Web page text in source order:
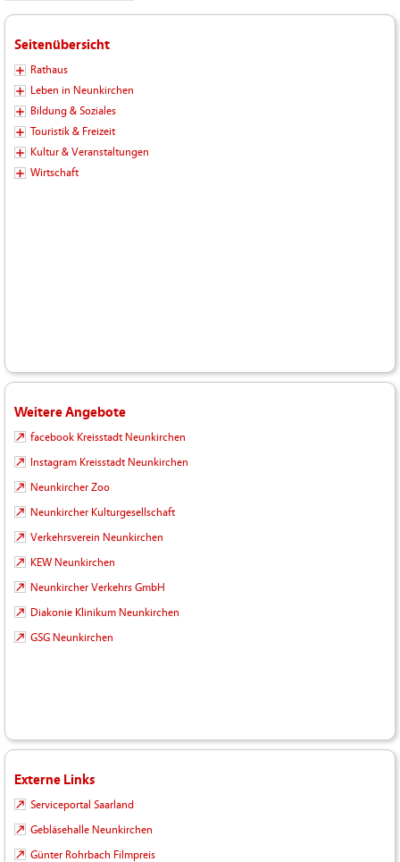
Seitenübersicht
Rathaus
Leben in Neunkirchen
Bildung & Soziales
Touristik & Freizeit
Kultur & Veranstaltungen
Wirtschaft
Weitere Angebote
facebook Kreisstadt Neunkirchen
Instagram Kreisstadt Neunkirchen
Neunkircher Zoo
Neunkircher Kulturgesellschaft
Verkehrsverein Neunkirchen
KEW Neunkirchen
Neunkircher Verkehrs GmbH
Diakonie Klinikum Neunkirchen
GSG Neunkirchen
Externe Links
Serviceportal Saarland
Gebläsehalle Neunkirchen
Günter Rohrbach Filmpreis